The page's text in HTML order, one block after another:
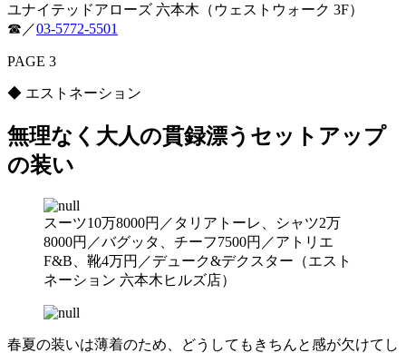
ユナイテッドアローズ 六本木（ウェストウォーク 3F）
☎／03-5772-5501
PAGE 3
◆ エストネーション
無理なく大人の貫録漂うセットアップ
の装い
スーツ10万8000円／タリアトーレ、シャツ2万
8000円／バグッタ、チーフ7500円／アトリエ
F&B、靴4万円／デューク&デクスター（エスト
ネーション 六本木ヒルズ店）
春夏の装いは薄着のため、どうしてもきちんと感が欠けてし